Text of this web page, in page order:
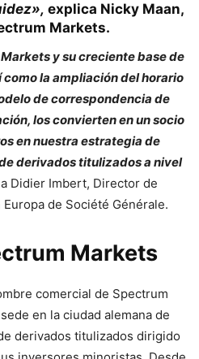
explica Nicky Maan,
Markets.
y su creciente base de
la ampliación del horario
de correspondencia de
los convierten en un socio
en nuestra estrategia de
derivados titulizados a nivel
Didier Imbert, Director de
de Société Générale.
Markets
comercial de Spectrum
en la ciudad alemana de
derivados titulizados dirigido